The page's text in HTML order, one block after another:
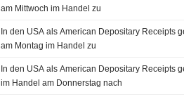
am Mittwoch im Handel zu
In den USA als American Depositary Receipts
am Montag im Handel zu
In den USA als American Depositary Receipts
im Handel am Donnerstag nach